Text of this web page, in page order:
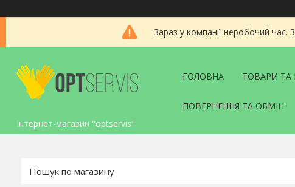
Зараз у компанії неробочий
Інтернет-магазин "optservis"
ГОЛОВНА ТОВАРИ ТА
ПОВЕРНЕННЯ ТА ОБМІН